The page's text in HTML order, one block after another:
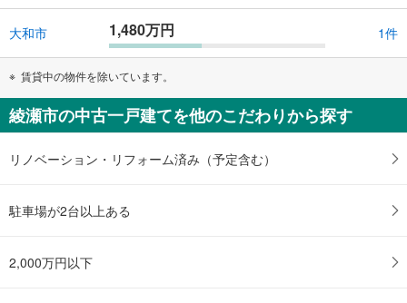
大和市 1,480万円 1件
賃貸中の物件を除いています。
綾瀬市の中古一戸建てを他のこだわりから探す
リノベーション・リフォーム済み（予定含む）
駐車場が2台以上ある
2,000万円以下